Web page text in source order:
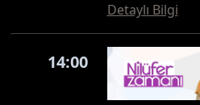
Detaylı Bilgi
14:00